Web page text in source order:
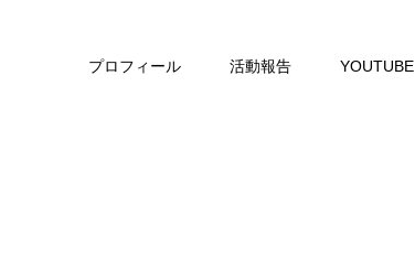
プロフィール 活動報告 YOUTUBE